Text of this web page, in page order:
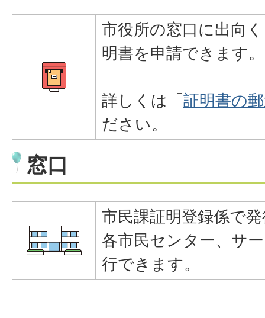
市役所の窓口に出向
明書を申請できます。
詳しくは「 証明書の
ださい。
窓口
市民課証明登録係で
各市民センター、サ
行できます。